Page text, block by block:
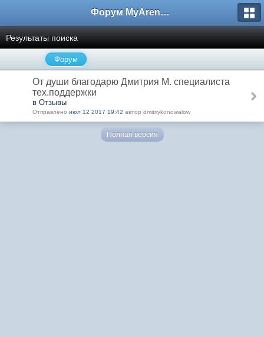
Форум MyArena.ru
Результаты поиска
Форум
От души благодарю Дмитрия М. специалиста
тех.поддержки
в Отзывы
Отправлено июл 12 2017 19:42 автор dmitriykonowalow
Полная версия